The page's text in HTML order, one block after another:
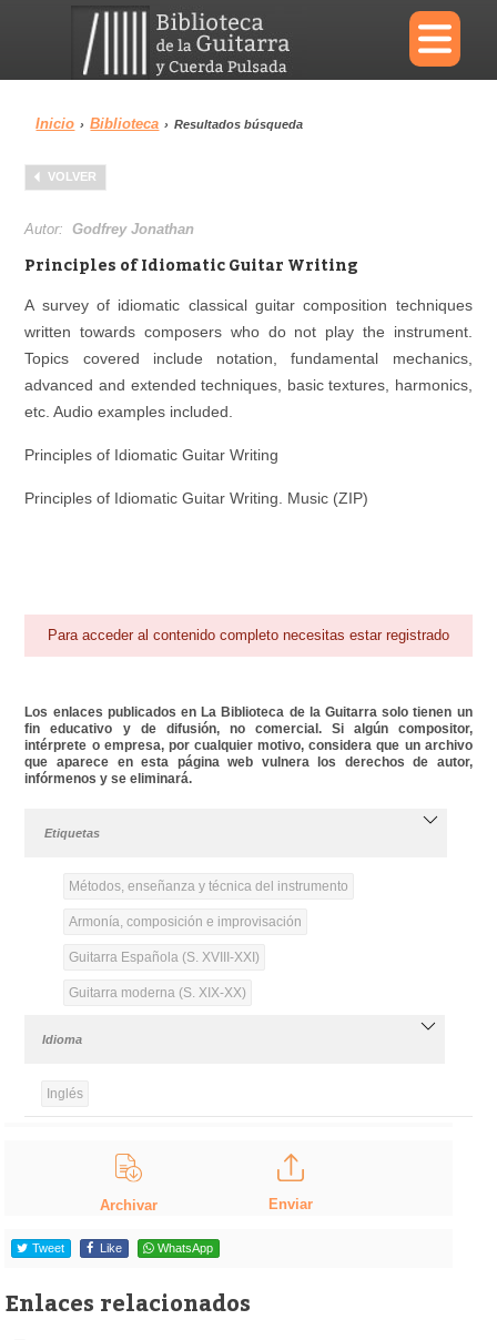
×
Menu
Biblioteca
Área personal Reproductor
Inicio › Biblioteca › Resultados búsqueda
VOLVER
Autor:Godfrey Jonathan
Principles of Idiomatic Guitar Writing
A survey of idiomatic classical guitar composition techniques
written towards composers who do not play the instrument.
Topics covered include notation, fundamental mechanics,
advanced and extended techniques, basic textures, harmonics,
etc. Audio examples included.
Principles of Idiomatic Guitar Writing
Principles of Idiomatic Guitar Writing. Music (ZIP)
Para acceder al contenido completo necesitas estar registrado
Los enlaces publicados en La Biblioteca de la Guitarra solo tienen un
fin educativo y de difusión, no comercial. Si algún compositor,
intérprete o empresa, por cualquier motivo, considera que un archivo
que aparece en esta página web vulnera los derechos de autor,
infórmenos y se eliminará.
Etiquetas
Métodos, enseñanza y técnica del instrumento
Armonía, composición e improvisación
Guitarra Española (S. XVIII-XXI)
Guitarra moderna (S. XIX-XX)
Idioma
Inglés
Archivar Enviar
Tweet Like WhatsApp
Enlaces relacionados